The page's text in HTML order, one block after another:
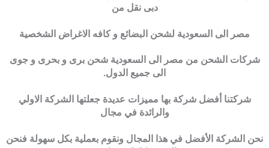
دبى نقل من
مصر الى السعودية لشحن البضائع و كافه الاغراض الشخصية
شركات الشحن من مصر الى السعودية شحن برى و بحرى و جوى
الى جميع الدول.
شركتنا أفضل شركة بها مميزات عديدة جعلتها الشركة الاولي
والرائدة في مجال
نحن الشركة الأفضل في هذا المجال ونقوم بعملية بكل سهولة فنحن